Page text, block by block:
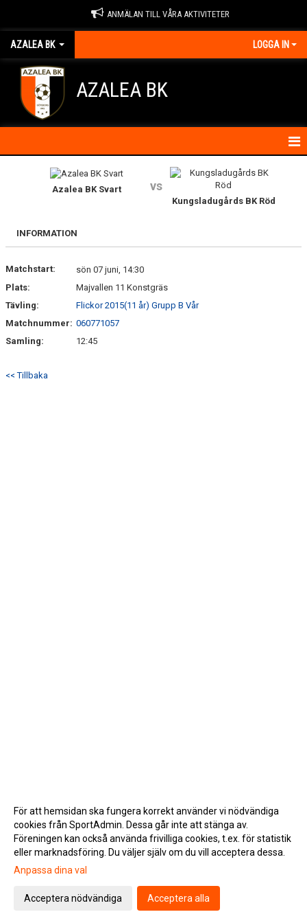
ANMÄLAN TILL VÅRA AKTIVITETER
AZALEA BK LOGGA IN
AZALEA BK
OM FÖRENINGEN
IDROTTSSKADOR
TRÄN.TIDER
KLUBBHUS
KLUBBSHOP
Azalea BK Svart vs
Kungsladugårds BK Röd
INFORMATION
Matchstart:
sön 07 juni, 14:30
Plats:
Majvallen 11 Konstgräs
Tävling:
Flickor 2015(11 år) Grupp B Vår
Matchnummer: 060771057
Samling:
12:45
<< Tillbaka
Gå till Webbversion
För att hemsidan ska fungera korrekt använder vi nödvändiga
cookies från SportAdmin. Dessa går inte att stänga av.
Föreningen kan också använda frivilliga cookies, t.ex. för statistik
eller marknadsföring. Du väljer själv om du vill acceptera dessa.
Anpassa dina val
Acceptera nödvändiga Acceptera alla